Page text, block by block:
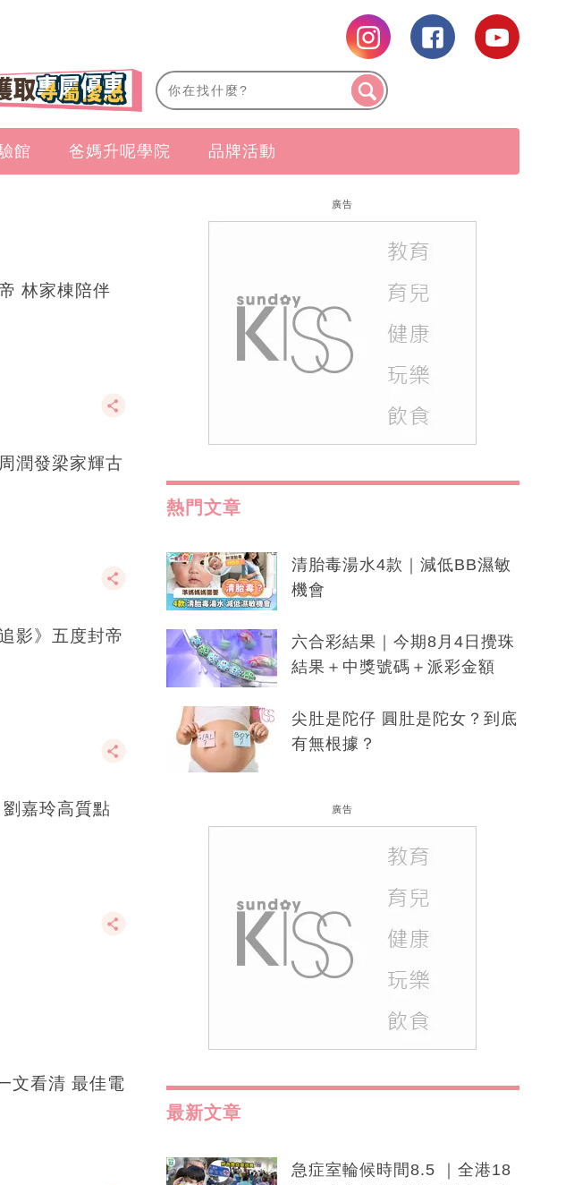
館 爸媽升呢學院 品牌活動
林家棟陪伴
潤發梁家輝古
影》五度封帝
嘉玲高質點
文看清 最佳電
廣告
熱門文章
清胎毒湯水4款｜減低BB濕敏
機會
六合彩結果｜今期8月4日攪珠
結果＋中獎號碼＋派彩金額
尖肚是陀仔 圓肚是陀女？到底
有無根據？
廣告
最新文章
急症室輪候時間8.5 ｜全港18